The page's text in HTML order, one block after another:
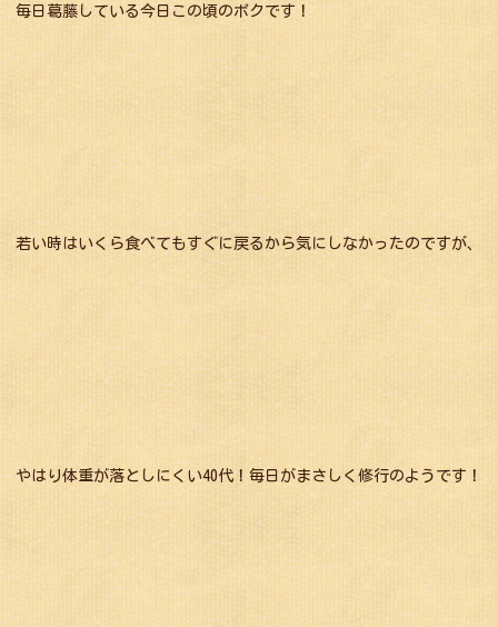
毎日葛藤している今日この頃のボクです！
若い時はいくら食べてもすぐに戻るから気にしなかったのですが、
やはり体重が落としにくい40代！毎日がまさしく修行のようです！